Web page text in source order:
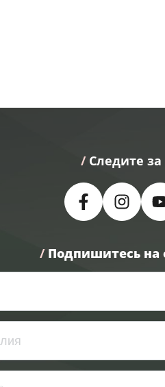
/ Следите
/ Подпишитесь на